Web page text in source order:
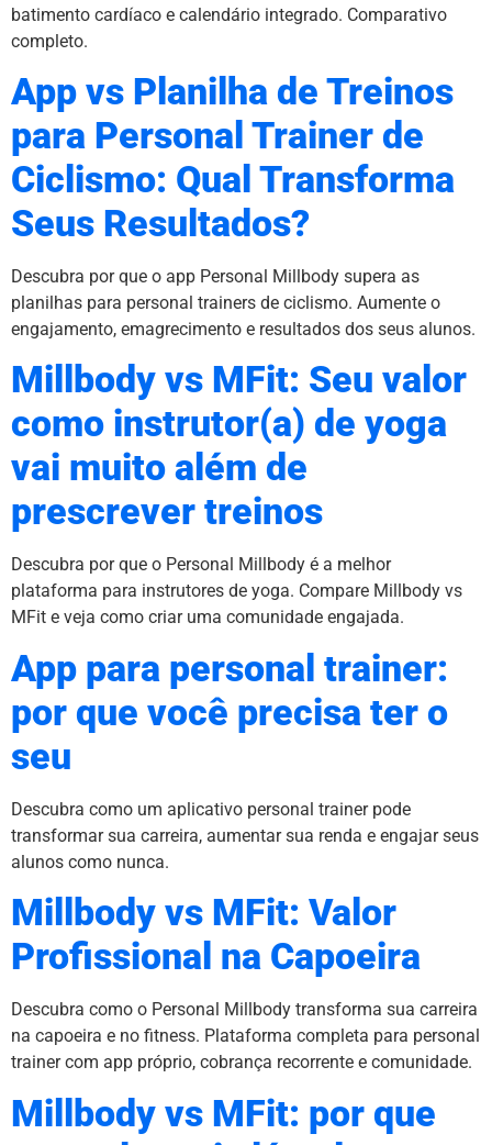
batimento cardíaco e calendário integrado. Comparativo
completo.
App vs Planilha de Treinos
para Personal Trainer de
Ciclismo: Qual Transforma
Seus Resultados?
Descubra por que o app Personal Millbody supera as
planilhas para personal trainers de ciclismo. Aumente o
engajamento, emagrecimento e resultados dos seus alunos.
Millbody vs MFit: Seu valor
como instrutor(a) de yoga
vai muito além de
prescrever treinos
Descubra por que o Personal Millbody é a melhor
plataforma para instrutores de yoga. Compare Millbody vs
MFit e veja como criar uma comunidade engajada.
App para personal trainer:
por que você precisa ter o
seu
Descubra como um aplicativo personal trainer pode
transformar sua carreira, aumentar sua renda e engajar seus
alunos como nunca.
Millbody vs MFit: Valor
Profissional na Capoeira
Descubra como o Personal Millbody transforma sua carreira
na capoeira e no fitness. Plataforma completa para personal
trainer com app próprio, cobrança recorrente e comunidade.
Millbody vs MFit: por que